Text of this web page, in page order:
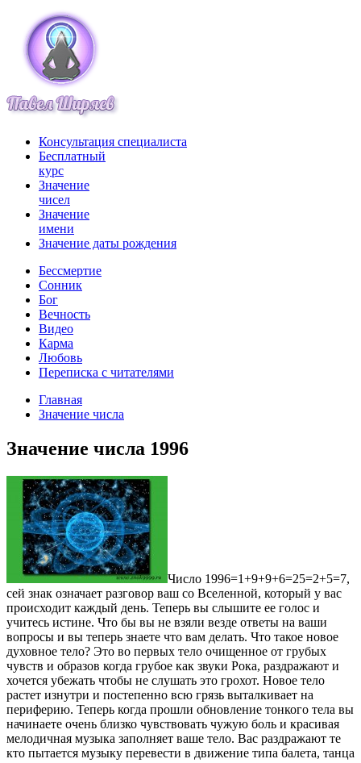
Консультация специалиста
Бесплатный
курс
Значение
чисел
Значение
имени
Значение даты рождения
Бессмертие
Сонник
Бог
Вечность
Видео
Карма
Любовь
Переписка с читателями
Главная
Значение числа
Значение числа 1996
Число 1996=1+9+9+6=25=2+5=7,
сей знак означает разговор ваш со Вселенной, который у вас
происходит каждый день. Теперь вы слышите ее голос и
учитесь истине. Что бы вы не взяли везде ответы на ваши
вопросы и вы теперь знаете что вам делать. Что такое новое
духовное тело? Это во первых тело очищенное от грубых
чувств и образов когда грубое как звуки Рока, раздражают и
хочется убежать чтобы не слушать это грохот. Новое тело
растет изнутри и постепенно всю грязь выталкивает на
периферию. Теперь когда прошли обновление тонкого тела вы
начинаете очень близко чувствовать чужую боль и красивая
мелодичная музыка заполняет ваше тело. Вас раздражают те
кто пытается музыку перевести в движение типа балета, танца